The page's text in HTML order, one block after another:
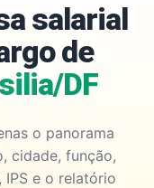
salarial
de
DF
o panorama
cidade, função,
IPS e o relatório